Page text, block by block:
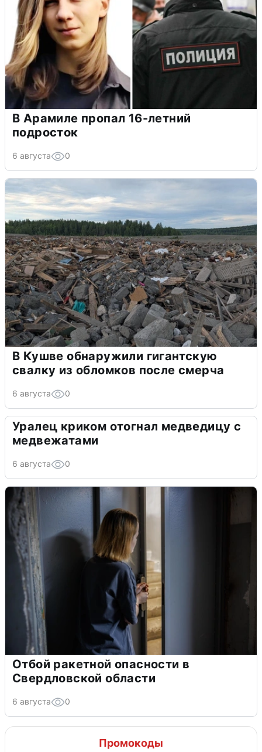
В Арамиле пропал 16-летний
подросток
6 августа 0
В Кушве обнаружили гигантскую
свалку из обломков после смерча
6 августа 0
Уралец криком отогнал медведицу с
медвежатами
6 августа 0
Отбой ракетной опасности в
Свердловской области
6 августа 0
Промокоды